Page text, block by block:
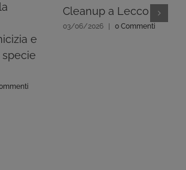
e
Cleanup a Lecco
03/06/2026 | 0 Commenti